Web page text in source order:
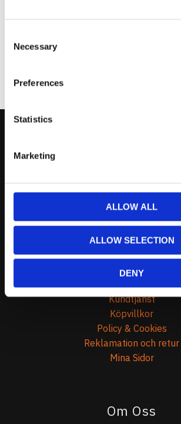
Selection
Necessary
Preferences
Statistics
Marketing
ALLOW ALL
ALLOW SELECTION
DENY
0738-343536
Telefontider:
Måndag - Fredag 10.00-
(Övrig tid nås vi på mejl)
Kundtjänst
Kundtjänst
Köpvillkor
Policy & Cookies
Reklamation och retur
Mina Sidor
Om Oss